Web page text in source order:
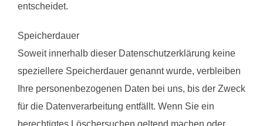
entscheidet.
Speicherdauer
Soweit innerhalb dieser Datenschutzerklärung keine
speziellere Speicherdauer genannt wurde, verbleiben
Ihre personenbezogenen Daten bei uns, bis der Zweck
für die Datenverarbeitung entfällt. Wenn Sie ein
berechtigtes Löschersuchen geltend machen oder